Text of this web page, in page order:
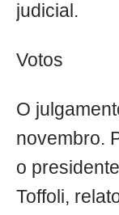
judicial.
Votos
O
novembro.
o
Toffoli,